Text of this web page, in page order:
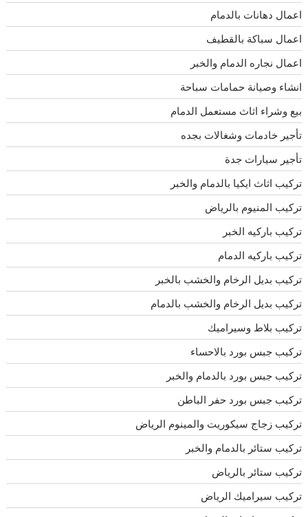
اعمال دهانات بالدمام
اعمال سباكة بالقطيف
اعمال نجاره الدمام والخبر
انشاء وصيانة حمامات سباحة
بيع وشراء اثاث مستعمل الدمام
تأجير خادمات وشغالات بجده
تأجير سيارات جدة
تركيب اثاث ايكيا بالدمام والخبر
تركيب المنيوم بالرياض
تركيب باركيه الخبر
تركيب باركيه الدمام
تركيب بديل الرخام والخشب بالخبر
تركيب بديل الرخام والخشب بالدمام
تركيب بلاط وسيراميك
تركيب جبس بورد بالاحساء
تركيب جبس بورد بالدمام والخبر
تركيب جبس بورد حفر الباطن
تركيب زجاج سيكوريت والمينوم الرياض
تركيب ستائر بالدمام والخبر
تركيب ستائر بالرياض
تركيب سيراميك الرياض